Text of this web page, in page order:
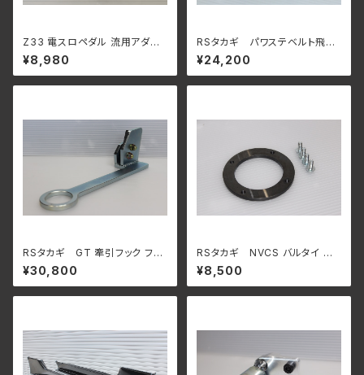
Z33 電スロペダル 流用アダプ
ター アクセルペダル DBW 電
子スロットル Drive by wire R
33 R34 RB20 RB25 RB26 ス
¥8,980
RSタカギ パワステベルト飛び
防止テンショナー RB26 用
¥24,200
RSタカギ GT 牽引フック フロ
ント BNR32 スカイラインGT-
R 用
¥30,800
RSタカギ NVCS バルタイ 調
整スペーサー RB25用
¥8,500